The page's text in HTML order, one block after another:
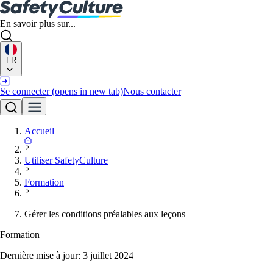
En savoir plus sur...
FR
Se connecter (opens in new tab)Nous contacter
Accueil
Utiliser SafetyCulture
Formation
Gérer les conditions préalables aux leçons
Formation
Dernière mise à jour: 3 juillet 2024